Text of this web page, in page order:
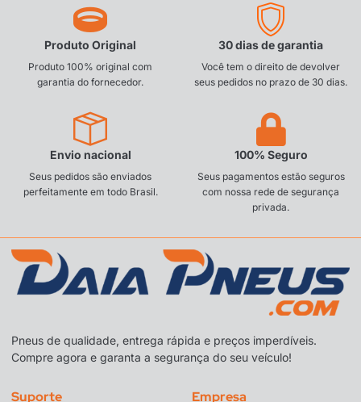
Produto Original
Produto 100% original com
garantia do fornecedor.
30 dias de garantia
Você tem o direito de devolver
seus pedidos no prazo de 30 dias.
Envio nacional
Seus pedidos são enviados
perfeitamente em todo Brasil.
100% Seguro
Seus pagamentos estão seguros
com nossa rede de segurança
privada.
Pneus de qualidade, entrega rápida e preços imperdíveis.
Compre agora e garanta a segurança do seu veículo!
Suporte Empresa